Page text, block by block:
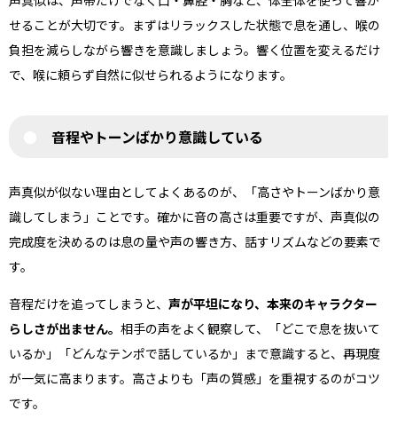
せることが大切です。まずはリラックスした状態で息を通し、喉の
負担を減らしながら響きを意識しましょう。響く位置を変えるだけ
で、喉に頼らず自然に似せられるようになります。
音程やトーンばかり意識している
声真似が似ない理由としてよくあるのが、「高さやトーンばかり意
識してしまう」ことです。確かに音の高さは重要ですが、声真似の
完成度を決めるのは息の量や声の響き方、話すリズムなどの要素で
す。
音程だけを追ってしまうと、 声が平坦になり、本来のキャラクター
らしさが出ません。 相手の声をよく観察して、「どこで息を抜いて
いるか」「どんなテンポで話しているか」まで意識すると、再現度
が一気に高まります。高さよりも「声の質感」を重視するのがコツ
です。